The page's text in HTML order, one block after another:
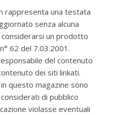
rappresenta una testata
senza alcuna
un prodotto
62 del 7.03.2001.
del contenuto
dei siti linkati.
questo magazine sono
di pubblico
violasse eventuali